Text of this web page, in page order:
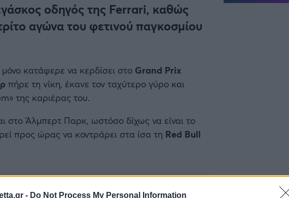
- Do Not Process My Personal Information
οδηγός της Ferrari, καθώς
αγώνα του φετινού παγκοσμίου
μόνο κατάφερε να κερδίσει στο Grand Prix
πήρε τη νίκη, έκανε τον ταχύτερο γύρο και
της καριέρας του.
στο Άλμπερτ Παρκ, ωστόσο δίχως να είναι το
προς ώρας να κοντράρει στα ίσα τη Red Bull